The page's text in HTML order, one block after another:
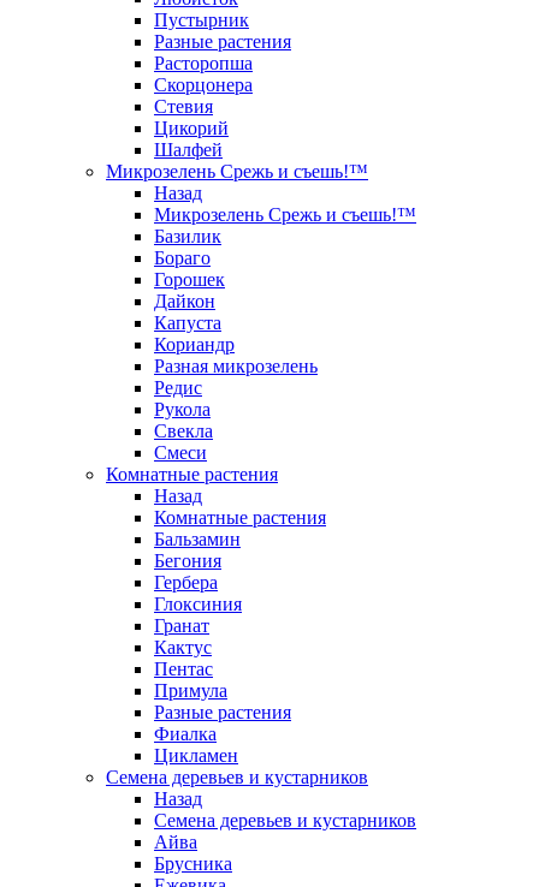
Пустырник
Разные растения
Расторопша
Скорцонера
Стевия
Цикорий
Шалфей
Микрозелень Срежь и съешь!™
Назад
Микрозелень Срежь и съешь!™
Базилик
Бораго
Горошек
Дайкон
Капуста
Кориандр
Разная микрозелень
Редис
Рукола
Свекла
Смеси
Комнатные растения
Назад
Комнатные растения
Бальзамин
Бегония
Гербера
Глоксиния
Гранат
Кактус
Пентас
Примула
Разные растения
Фиалка
Цикламен
Семена деревьев и кустарников
Назад
Семена деревьев и кустарников
Айва
Брусника